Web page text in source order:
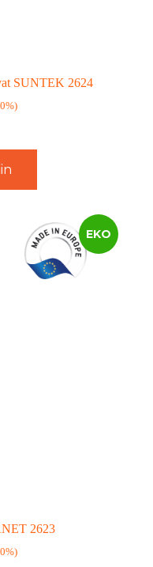
SUNTEK 2624
EKO
2623